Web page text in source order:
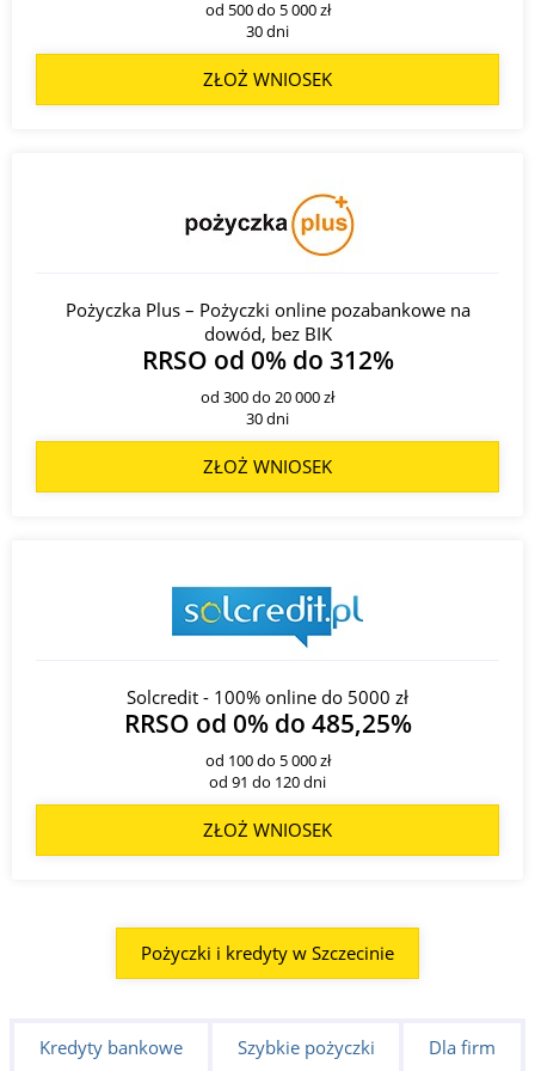
od 500 do 5 000 zł
30 dni
ZŁOŻ WNIOSEK
Pożyczka Plus – Pożyczki online pozabankowe na
dowód, bez BIK
RRSO od 0% do 312%
od 300 do 20 000 zł
30 dni
ZŁOŻ WNIOSEK
Solcredit - 100% online do 5000 zł
RRSO od 0% do 485,25%
od 100 do 5 000 zł
od 91 do 120 dni
ZŁOŻ WNIOSEK
Pożyczki i kredyty w Szczecinie
Kredyty bankowe Szybkie pożyczki Dla firm